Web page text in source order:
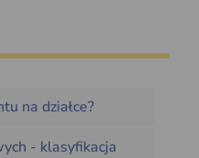
na działce?
- klasyfikacja